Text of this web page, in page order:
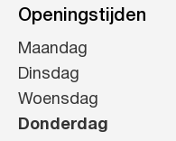
Openingstijden
Maandag
Dinsdag
Woensdag
Donderdag